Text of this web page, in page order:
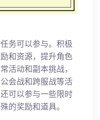
务可以参与。积极
和资源，提升角色
活动和副本挑战，
会战和跨服战等活
可以参与一些限时
的奖励和道具。